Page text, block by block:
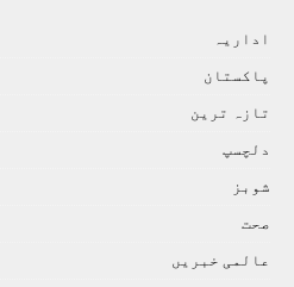
اداريہ
پاکستان
تازہ ترين
دلچسپ
شوبز
صحت
عالمی خبريں